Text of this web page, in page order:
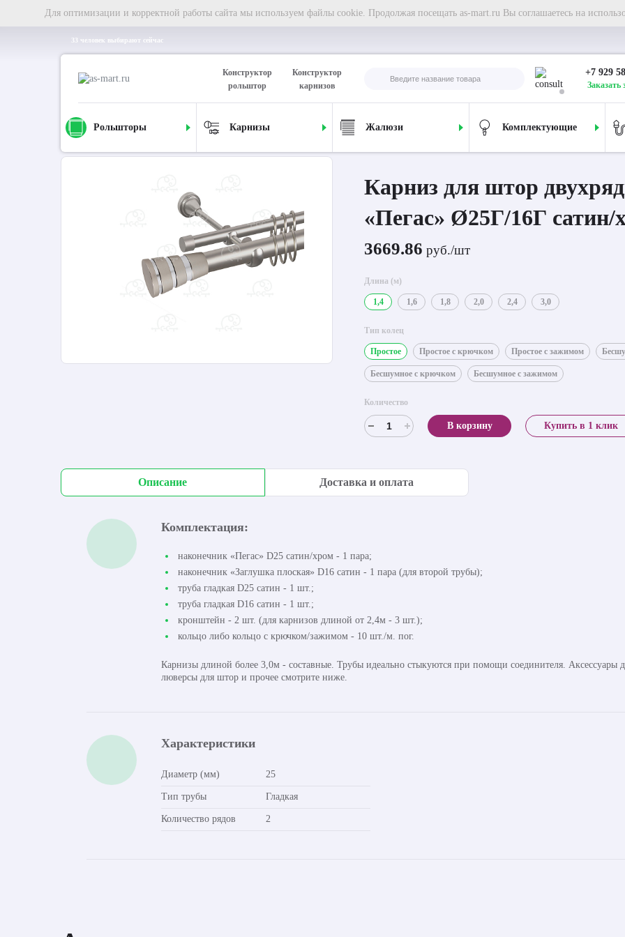
Для оптимизации и корректной работы сайта мы используем файлы cookie. Продолжая посещать as-mart.ru Вы соглашаетесь на
33 человек выбирают сейчас
Конструктор
рольштор
Конструктор
карнизов
+7 929
Заказать
Рольшторы Карнизы Жалюзи Комплектующие
Главная Карниз для штор двухрядный «Пегас» Ø25Г/16Г сатин/хром
Карниз для штор
«Пегас» Ø25Г/16Г сатин/
3669.86 руб./шт
Длина (м)
1,4 1,6 1,8 2,0 2,4 3,0
Тип колец
Простое Простое с крючком Простое с зажимом
Бесшумное с крючком Бесшумное с зажимом
Количество
В корзину Купить в 1 клик
Описание Доставка и оплата
Комплектация:
наконечник «Пегас» D25 сатин/хром - 1 пара;
наконечник «Заглушка плоская» D16 сатин - 1 пара (для второй трубы);
труба гладкая D25 сатин - 1 шт.;
труба гладкая D16 сатин - 1 шт.;
кронштейн - 2 шт. (для карнизов длиной от 2,4м - 3 шт.);
кольцо либо кольцо с крючком/зажимом - 10 шт./м. пог.
Карнизы длиной более 3,0м - составные. Трубы идеально стыкуются при помощи соединителя. Аксессуары
люверсы для штор и прочее смотрите ниже.
Характеристики
Диаметр (мм) 25
Тип трубы Гладкая
Количество рядов 2